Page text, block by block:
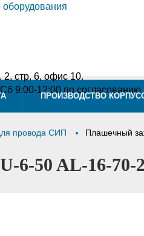
2, стр. 6, офис 10.
9:00-12:00 по согласованию
ПРОИЗВОДСТВО
провода СИП Плашечный
6-50 AL-16-70-2